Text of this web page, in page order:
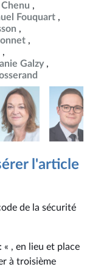
Fouquart
Galzy
l'article
de la sécurité
« , en lieu et place
à troisième